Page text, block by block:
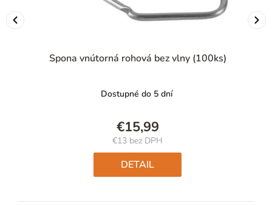
Spona vnútorná rohová bez vlny (100ks)
Dostupné do 5 dní
€15,99
€13 bez DPH
Jednotková
cena:
DETAIL